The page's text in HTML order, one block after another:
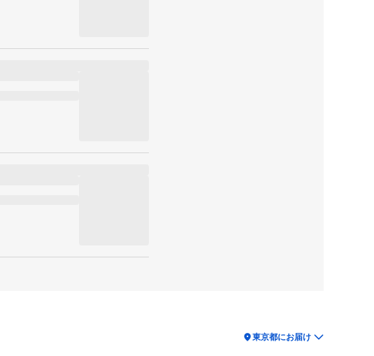
location_on東京都にお届け